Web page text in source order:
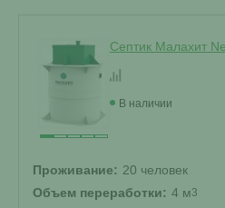
Септик Малахит
В наличии
Проживание: 20 человек
Объем переработки: 4 м3